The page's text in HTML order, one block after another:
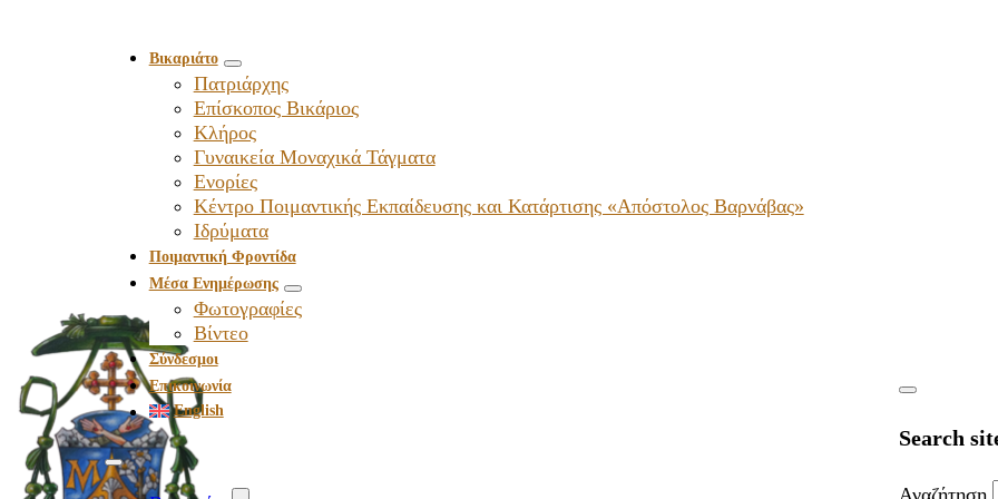
Βικαριάτο
Πατριάρχης
Επίσκοπος Βικάριος
Kλήρος
Γυναικεία Μοναχικά Τάγματα
Ενορίες
Κέντρο Ποιμαντικής Εκπαίδευσης και Κατάρτισης «Απόστολος Βαρνάβας»
Ιδρύματα
Ποιμαντική Φροντίδα
Μέσα Ενημέρωσης
Φωτογραφίες
Βίντεο
Σύνδεσμοι
Επικοινωνία
English
Search
Αναζήτηση